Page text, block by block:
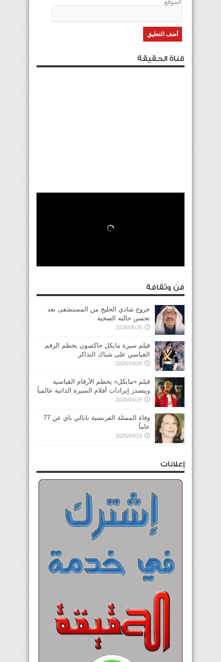
الموقع
قناة الحقيقة
فن وثقافة
خروج شادي الخليج من المستشفى بعد
تحسن حالته الصحية
2026/06/26
فيلم سيرة مايكل جاكسون يحطم الرقم
القياسي على شباك التذاكر
2026/04/28
فيلم «مايكل» يحطم الأرقام القياسية
ويتصدر إيرادات أفلام السيرة الذاتية عالمياً
2026/04/28
وفاة الممثلة الفرنسية ناتالي باي عن 77
عاماً
2026/04/19
إعلانات